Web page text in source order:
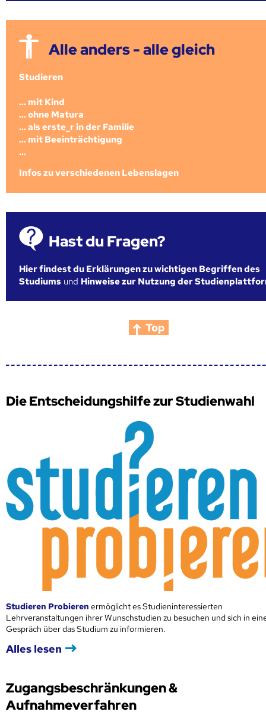
Alle anders - alle gleich
Studieren
... mit Kind
... ohne Matura
... als erste_r in der Familie
... mit Beeinträchtigung
...
Infos zu verschiedenen Lebenslagen
Hast du Fragen?
Hier findest du Erklärungen zu wichtigen Begriffen des
Studiums und Hinweise zur Nutzung der
Top
Die Entscheidungshilfe zur Studienwahl
Studieren Probieren ermöglicht es Studieninteressierten
Lehrveranstaltungen ihrer Wunschstudien zu besuchen und sich in
Gespräch über das Studium zu informieren.
Alles lesen
Zugangsbeschränkungen &
Aufnahmeverfahren